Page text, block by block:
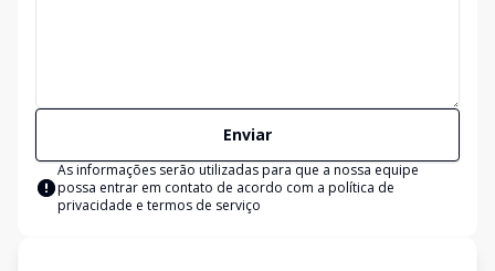
Enviar
As informações serão utilizadas para que a nossa equipe
possa entrar em contato de acordo com a política de
privacidade e termos de serviço